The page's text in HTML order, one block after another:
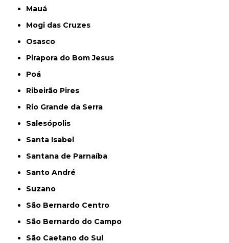
Mauá
Mogi das Cruzes
Osasco
Pirapora do Bom Jesus
Poá
Ribeirão Pires
Rio Grande da Serra
Salesópolis
Santa Isabel
Santana de Parnaíba
Santo André
Suzano
São Bernardo Centro
São Bernardo do Campo
São Caetano do Sul